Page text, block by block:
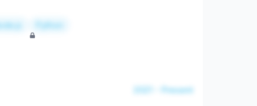
Python
2021 - Present